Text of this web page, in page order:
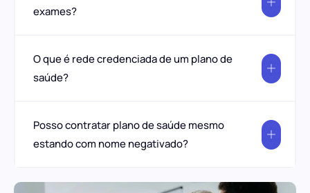
exames?
O que é rede credenciada de um plano de
saúde?
Posso contratar plano de saúde mesmo
estando com nome negativado?